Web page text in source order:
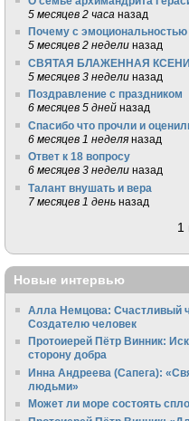
5 месяцев 2 часа назад
Почему с эмоциональностью
5 месяцев 2 недели назад
СВЯТАЯ БЛАЖЕННАЯ
5 месяцев 3 недели назад
Поздравление с праздником
6 месяцев 5 дней назад
Спасибо что прочли и
6 месяцев 1 неделя назад
Ответ к 18 вопросу
6 месяцев 3 недели назад
Талант внушать и вера
7 месяцев 1 день назад
1
Новые интервью
Алла Немцова: Счастливый
Создателю человек
Протоиерей Пётр Винник:
сторону добра
Инна Андреева (Сапега):
людьми»
Может ли море состоять